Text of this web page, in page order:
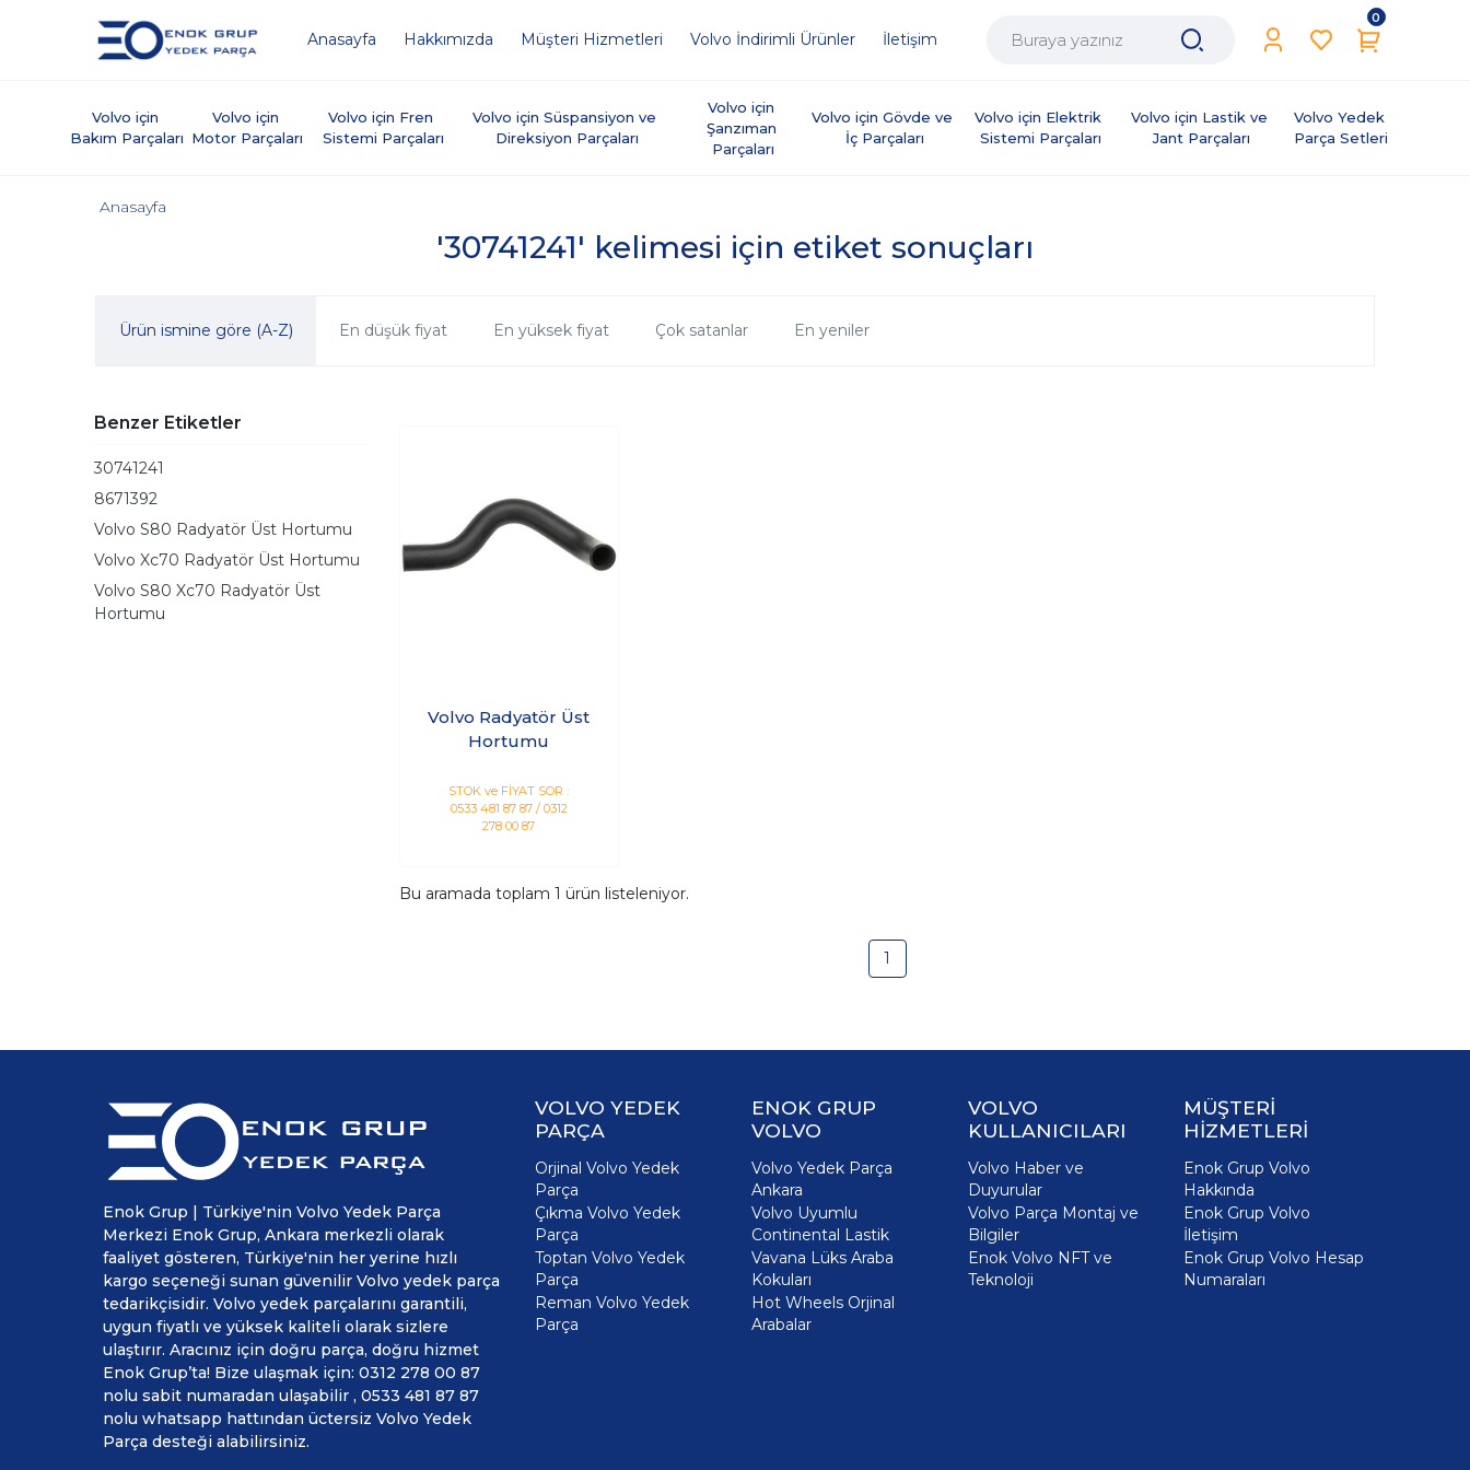
Anasayfa Hakkımızda Müşteri Hizmetleri Volvo İndirimli Ürünler İletişim
0
Volvo için
Bakım Parçaları
Volvo için
Motor Parçaları
Volvo için Fren
Sistemi Parçaları
Volvo için Süspansiyon ve
Direksiyon Parçaları
Volvo için
Şanzıman
Parçaları
Volvo için Gövde ve
İç Parçaları
Volvo için Elektrik
Sistemi Parçaları
Volvo için Lastik ve
Jant Parçaları
Volvo Yedek
Parça Setleri
'30741241' kelimesi için etiket sonuçları
Anasayfa
Ürün ismine göre (A-Z) En düşük fiyat En yüksek fiyat Çok satanlar En yeniler
Benzer Etiketler
30741241
8671392
Volvo S80 Radyatör Üst Hortumu
Volvo Xc70 Radyatör Üst Hortumu
Volvo S80 Xc70 Radyatör Üst
Hortumu
Volvo Radyatör Üst
Hortumu
STOK ve FİYAT SOR :
0533 481 87 87 / 0312
278 00 87
Bu aramada toplam 1 ürün listeleniyor.
1
Enok Grup | Türkiye'nin Volvo Yedek Parça
Merkezi Enok Grup, Ankara merkezli olarak
faaliyet gösteren, Türkiye'nin her yerine hızlı
kargo seçeneği sunan güvenilir Volvo yedek parça
tedarikçisidir. Volvo yedek parçalarını garantili,
uygun fiyatlı ve yüksek kaliteli olarak sizlere
ulaştırır. Aracınız için doğru parça, doğru hizmet
Enok Grup’ta! Bize ulaşmak için: 0312 278 00 87
nolu sabit numaradan ulaşabilir , 0533 481 87 87
nolu whatsapp hattından üctersiz Volvo Yedek
Parça desteği alabilirsiniz.
VOLVO YEDEK
PARÇA
Orjinal Volvo Yedek
Parça
Çıkma Volvo Yedek
Parça
Toptan Volvo Yedek
Parça
Reman Volvo Yedek
Parça
ENOK GRUP
VOLVO
Volvo Yedek Parça
Ankara
Volvo Uyumlu
Continental Lastik
Vavana Lüks Araba
Kokuları
Hot Wheels Orjinal
Arabalar
VOLVO
KULLANICILARI
Volvo Haber ve
Duyurular
Volvo Parça Montaj ve
Bilgiler
Enok Volvo NFT ve
Teknoloji
MÜŞTERİ
HİZMETLERİ
Enok Grup Volvo
Hakkında
Enok Grup Volvo
İletişim
Enok Grup Volvo Hesap
Numaraları